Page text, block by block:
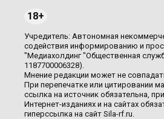
18+
Учредитель: Автономная
содействия информированию и
"Медиахолдинг "Общественная
1187700006328).
Мнение редакции может не
При перепечатке или цитировании
ссылка на источник обязательна,
Интернет-изданиях и на сайтах
гиперссылка на сайт Sila-rf.ru.